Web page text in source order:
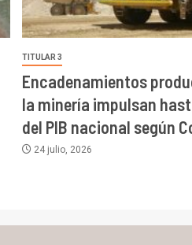
TITULAR 3
Encadenamientos
la minería impulsan
del PIB nacional según
24 julio, 2026